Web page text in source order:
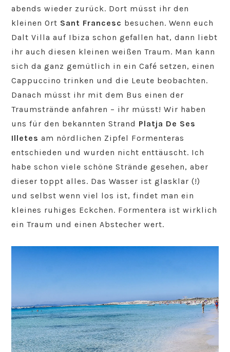
abends wieder zurück. Dort müsst ihr den
kleinen Ort Sant Francesc besuchen. Wenn euch
Dalt Villa auf Ibiza schon gefallen hat, dann liebt
ihr auch diesen kleinen weißen Traum. Man kann
sich da ganz gemütlich in ein Café setzen, einen
Cappuccino trinken und die Leute beobachten.
Danach müsst ihr mit dem Bus einen der
Traumstrände anfahren – ihr müsst! Wir haben
uns für den bekannten Strand Platja De Ses
Illetes am nördlichen Zipfel Formenteras
entschieden und wurden nicht enttäuscht. Ich
habe schon viele schöne Strände gesehen, aber
dieser toppt alles. Das Wasser ist glasklar (!)
und selbst wenn viel los ist, findet man ein
kleines ruhiges Eckchen. Formentera ist wirklich
ein Traum und einen Abstecher wert.